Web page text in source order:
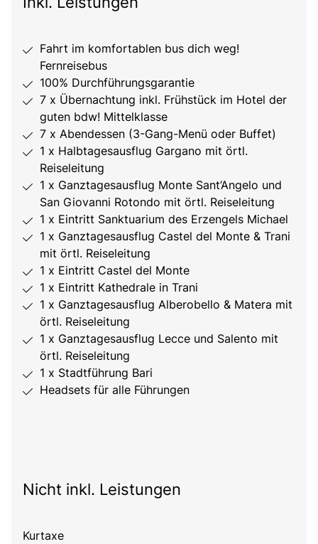
Fahrt im komfortablen bus dich weg!
Fernreisebus
100% Durchführungsgarantie
7 x Übernachtung inkl. Frühstück im Hotel der
guten bdw! Mittelklasse
7 x Abendessen (3-Gang-Menü oder Buffet)
1 x Halbtagesausflug Gargano mit örtl.
Reiseleitung
1 x Ganztagesausflug Monte Sant’Angelo und
San Giovanni Rotondo mit örtl. Reiseleitung
1 x Eintritt Sanktuarium des Erzengels Michael
1 x Ganztagesausflug Castel del Monte & Trani
mit örtl. Reiseleitung
1 x Eintritt Castel del Monte
1 x Eintritt Kathedrale in Trani
1 x Ganztagesausflug Alberobello & Matera mit
örtl. Reiseleitung
1 x Ganztagesausflug Lecce und Salento mit
örtl. Reiseleitung
1 x Stadtführung Bari
Headsets für alle Führungen
Nicht inkl. Leistungen
Kurtaxe